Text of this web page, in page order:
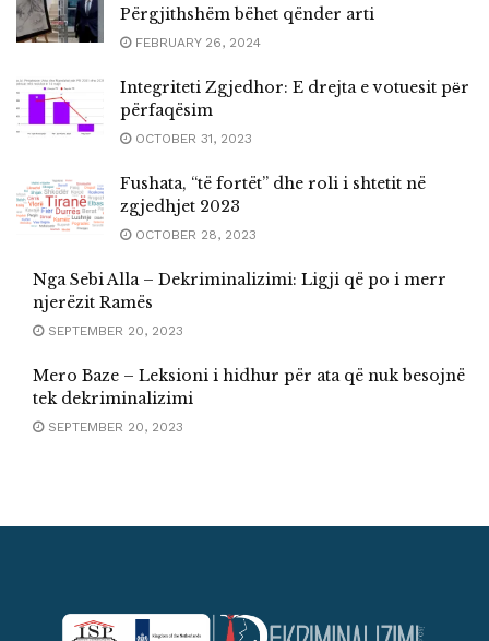
Përgjithshëm bëhet qënder arti
FEBRUARY 26, 2024
Integriteti Zgjedhor: E drejta e votuesit pёr
përfaqësim
OCTOBER 31, 2023
Fushata, “të fortët” dhe roli i shtetit në
zgjedhjet 2023
OCTOBER 28, 2023
Nga Sebi Alla – Dekriminalizimi: Ligji që po i merr
njerëzit Ramës
SEPTEMBER 20, 2023
Mero Baze – Leksioni i hidhur për ata që nuk besojnë
tek dekriminalizimi
SEPTEMBER 20, 2023